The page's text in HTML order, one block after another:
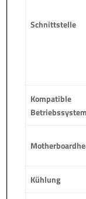
Schnittstelle
Kompatible
Kühlung